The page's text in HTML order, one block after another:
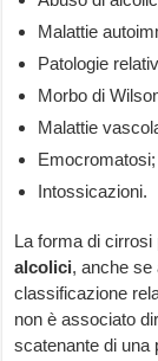
Malattie
Patologie
Morbo di
Malattie
Emocromatosi;
Intossicazioni.
La forma di cirrosi
alcolici, anche se
classificazione
non è associato
scatenante di una